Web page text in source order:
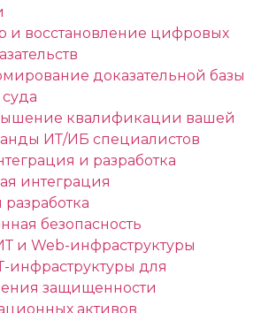
и восстановление цифровых
доказательной базы
квалификации вашей
ИТ/ИБ специалистов
и разработка
интеграция
разработка
безопасность
и Web-инфраструктуры
инфраструктуры для
защищенности
активов